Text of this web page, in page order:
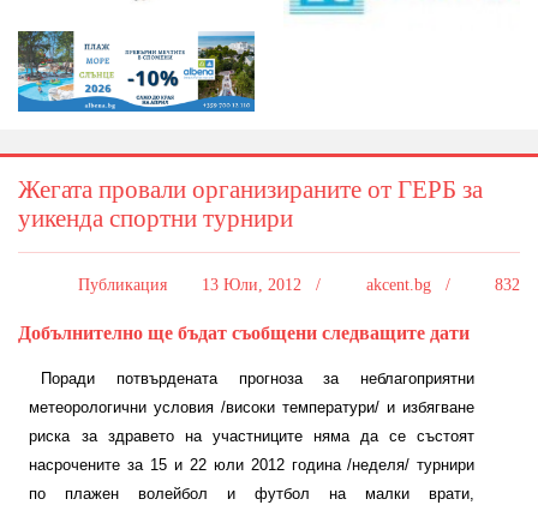
Жегата провали организираните от ГЕРБ за
уикенда спортни турнири
Публикация 13 Юли, 2012 / akcent.bg / 832
Добълнително ще бъдат съобщени следващите дати
Поради потвърдената прогноза за неблагоприятни
метеорологични условия /високи температури/ и избягване
риска за здравето на участниците няма да се състоят
насрочените за 15 и 22 юли 2012 година /неделя/ турнири
по плажен волейбол и футбол на малки врати,